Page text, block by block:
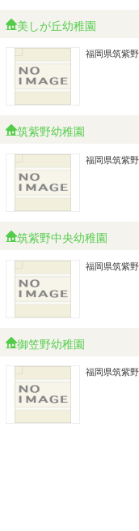
美しが丘幼稚園
福岡県筑紫
筑紫野幼稚園
福岡県筑紫
筑紫野中央幼稚園
福岡県筑紫
御笠野幼稚園
福岡県筑紫